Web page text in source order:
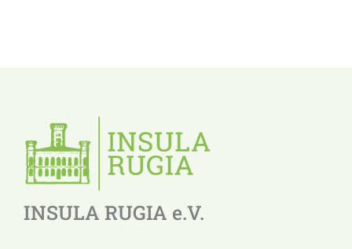
INSULA RUGIA e.V.